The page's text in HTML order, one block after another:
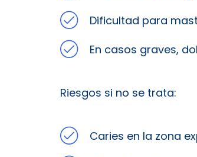
Dificultad para
En casos graves,
Riesgos si no se trata:
Caries en la zona